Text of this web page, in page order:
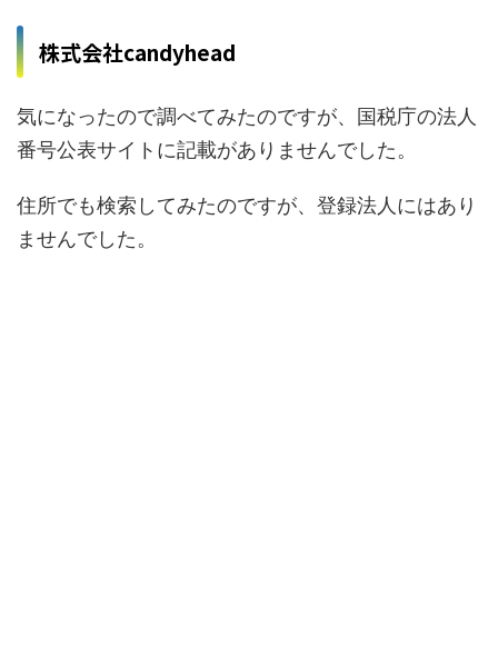
株式会社candyhead
気になったので調べてみたのですが、国税庁の法人
番号公表サイトに記載がありませんでした。
住所でも検索してみたのですが、登録法人にはあり
ませんでした。